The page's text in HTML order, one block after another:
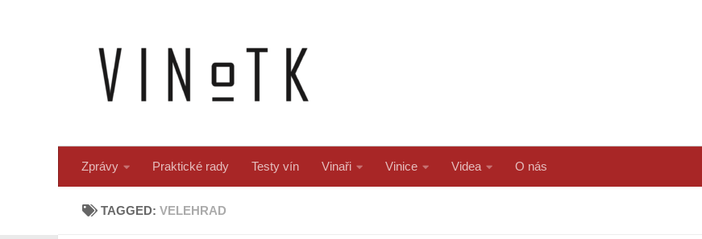
Zprávy Praktické rady Testy vín Vinaři Vinice Videa O nás
TAGGED:VELEHRAD